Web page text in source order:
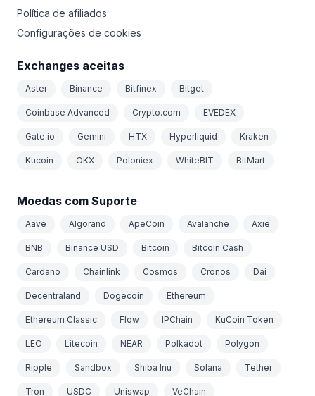
Política de afiliados
Configurações de cookies
Exchanges aceitas
Aster Binance Bitfinex Bitget
Coinbase Advanced Crypto.com EVEDEX
Gate.io Gemini HTX Hyperliquid Kraken
Kucoin OKX Poloniex WhiteBIT BitMart
Moedas com Suporte
Aave Algorand ApeCoin Avalanche Axie
BNB Binance USD Bitcoin Bitcoin Cash
Cardano Chainlink Cosmos Cronos Dai
Decentraland Dogecoin Ethereum
Ethereum Classic Flow IPChain KuCoin Token
LEO Litecoin NEAR Polkadot Polygon
Ripple Sandbox Shiba Inu Solana Tether
Tron USDC Uniswap VeChain